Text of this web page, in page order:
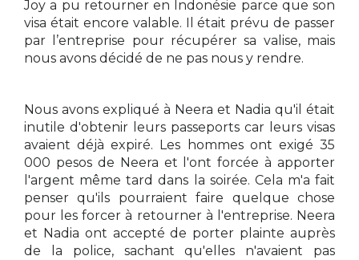
Joy a pu retourner en Indonésie parce que son
visa était encore valable. Il était prévu de passer
par l’entreprise pour récupérer sa valise, mais
nous avons décidé de ne pas nous y rendre.
Nous avons expliqué à Neera et Nadia qu'il était
inutile d'obtenir leurs passeports car leurs visas
avaient déjà expiré. Les hommes ont exigé 35
000 pesos de Neera et l'ont forcée à apporter
l'argent même tard dans la soirée. Cela m'a fait
penser qu'ils pourraient faire quelque chose
pour les forcer à retourner à l'entreprise. Neera
et Nadia ont accepté de porter plainte auprès
de la police, sachant qu'elles n'avaient pas